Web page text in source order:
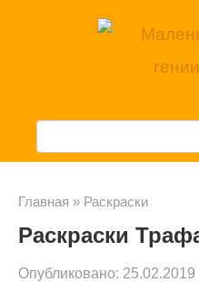
Главная » Раскраски
Раскраски
Опубликовано: 25.02.2019